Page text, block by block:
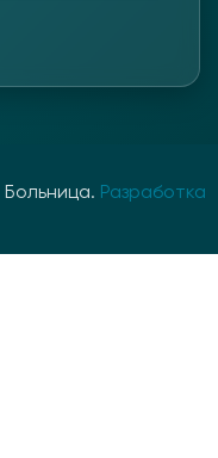
Разработка